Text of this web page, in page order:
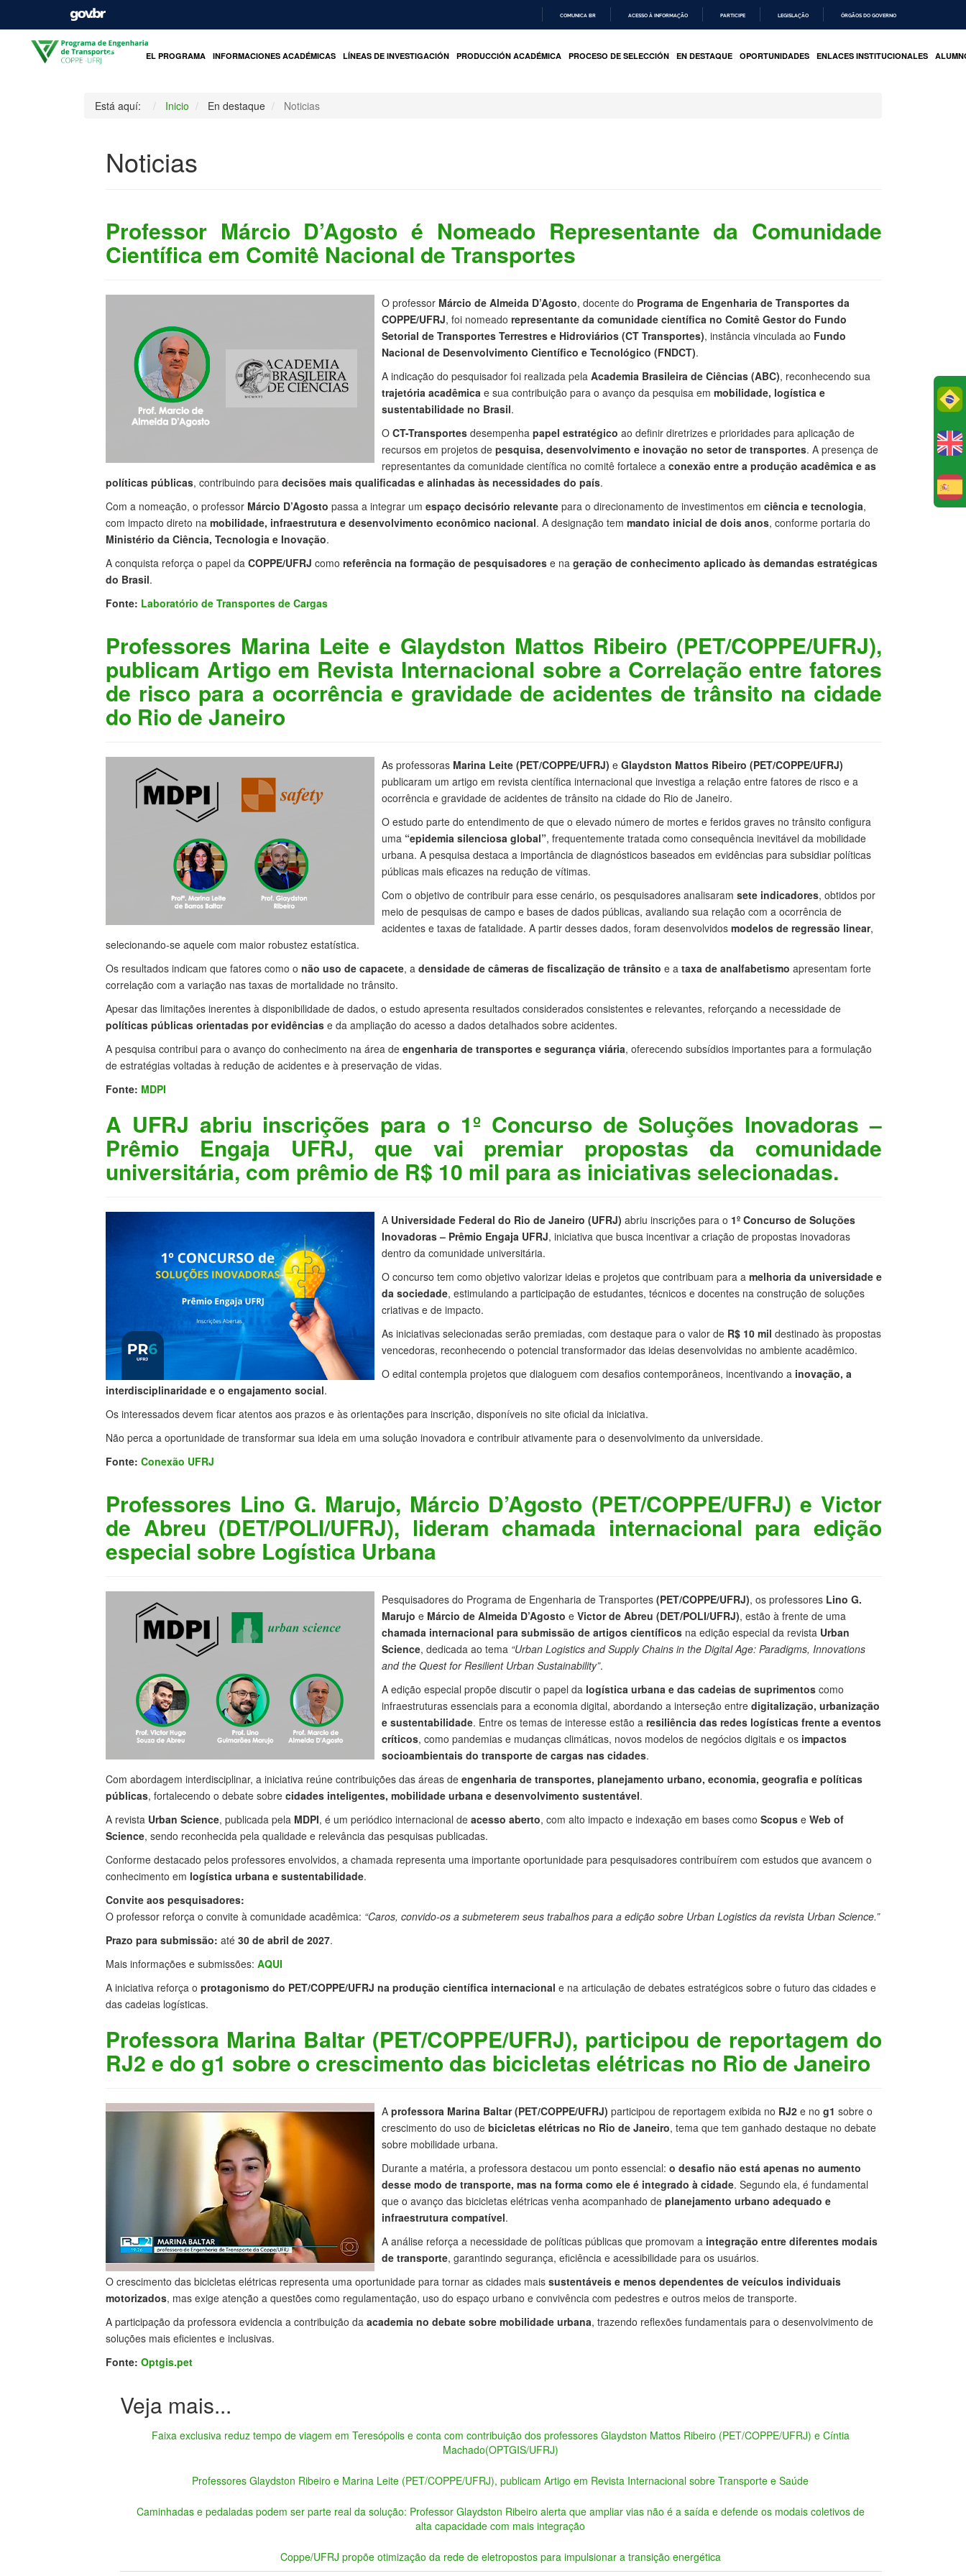
O
COMUNICA BR ACESSO À INFORMAÇÃO PARTICIPE LEGISLAÇÃO ÓRGÃOS DO GOVERNO
INICIO
EL PROGRAMA
INFORMACIONES ACADÉMICAS LÍNEAS DE INVESTIGACIÓN PRODUCCIÓN ACADÉMICA PROCESO DE SELECCIÓN EN DESTAQUE OPORTUNIDADES ENLACES INSTITUCIONALES
Está aquí: Inicio En destaque Noticias
Noticias
Professor Márcio D’Agosto é Nomeado Representante da Comunidade
Científica em Comitê Nacional de Transportes
O professor Márcio de Almeida D’Agosto, docente do Programa de Engenharia de Transportes da
COPPE/UFRJ, foi nomeado representante da comunidade científica no Comitê Gestor do Fundo
Setorial de Transportes Terrestres e Hidroviários (CT Transportes), instância vinculada ao Fundo
Nacional de Desenvolvimento Científico e Tecnológico (FNDCT).
A indicação do pesquisador foi realizada pela Academia Brasileira de Ciências (ABC), reconhecendo sua
trajetória acadêmica e sua contribuição para o avanço da pesquisa em mobilidade, logística e
sustentabilidade no Brasil.
O CT-Transportes desempenha papel estratégico ao definir diretrizes e prioridades para aplicação de
recursos em projetos de pesquisa, desenvolvimento e inovação no setor de transportes. A presença de
representantes da comunidade científica no comitê fortalece a conexão entre a produção acadêmica e as
políticas públicas, contribuindo para decisões mais qualificadas e alinhadas às necessidades do país.
Com a nomeação, o professor Márcio D’Agosto passa a integrar um espaço decisório relevante para o direcionamento de investimentos em ciência e tecnologia,
com impacto direto na mobilidade, infraestrutura e desenvolvimento econômico nacional. A designação tem mandato inicial de dois anos, conforme portaria do
Ministério da Ciência, Tecnologia e Inovação.
A conquista reforça o papel da COPPE/UFRJ como referência na formação de pesquisadores e na geração de conhecimento aplicado às demandas estratégicas
do Brasil.
Fonte: Laboratório de Transportes de Cargas
Professores Marina Leite e Glaydston Mattos Ribeiro (PET/COPPE/UFRJ),
publicam Artigo em Revista Internacional sobre a Correlação entre fatores
de risco para a ocorrência e gravidade de acidentes de trânsito na cidade
do Rio de Janeiro
As professoras Marina Leite (PET/COPPE/UFRJ) e Glaydston Mattos Ribeiro (PET/COPPE/UFRJ)
publicaram um artigo em revista científica internacional que investiga a relação entre fatores de risco e a
ocorrência e gravidade de acidentes de trânsito na cidade do Rio de Janeiro.
O estudo parte do entendimento de que o elevado número de mortes e feridos graves no trânsito configura
uma “epidemia silenciosa global”, frequentemente tratada como consequência inevitável da mobilidade
urbana. A pesquisa destaca a importância de diagnósticos baseados em evidências para subsidiar políticas
públicas mais eficazes na redução de vítimas.
Com o objetivo de contribuir para esse cenário, os pesquisadores analisaram sete indicadores, obtidos por
meio de pesquisas de campo e bases de dados públicas, avaliando sua relação com a ocorrência de
acidentes e taxas de fatalidade. A partir desses dados, foram desenvolvidos modelos de regressão linear,
selecionando-se aquele com maior robustez estatística.
Os resultados indicam que fatores como o não uso de capacete, a densidade de câmeras de fiscalização de trânsito e a taxa de analfabetismo apresentam forte
correlação com a variação nas taxas de mortalidade no trânsito.
Apesar das limitações inerentes à disponibilidade de dados, o estudo apresenta resultados considerados consistentes e relevantes, reforçando a necessidade de
políticas públicas orientadas por evidências e da ampliação do acesso a dados detalhados sobre acidentes.
A pesquisa contribui para o avanço do conhecimento na área de engenharia de transportes e segurança viária, oferecendo subsídios importantes para a formulação
de estratégias voltadas à redução de acidentes e à preservação de vidas.
Fonte: MDPI
A UFRJ abriu inscrições para o 1º Concurso de Soluções Inovadoras –
Prêmio Engaja UFRJ, que vai premiar propostas da comunidade
universitária, com prêmio de R$ 10 mil para as iniciativas selecionadas.
A Universidade Federal do Rio de Janeiro (UFRJ) abriu inscrições para o 1º Concurso de Soluções
Inovadoras – Prêmio Engaja UFRJ, iniciativa que busca incentivar a criação de propostas inovadoras
dentro da comunidade universitária.
O concurso tem como objetivo valorizar ideias e projetos que contribuam para a melhoria da universidade e
da sociedade, estimulando a participação de estudantes, técnicos e docentes na construção de soluções
criativas e de impacto.
As iniciativas selecionadas serão premiadas, com destaque para o valor de R$ 10 mil destinado às propostas
vencedoras, reconhecendo o potencial transformador das ideias desenvolvidas no ambiente acadêmico.
O edital contempla projetos que dialoguem com desafios contemporâneos, incentivando a inovação, a
interdisciplinaridade e o engajamento social.
Os interessados devem ficar atentos aos prazos e às orientações para inscrição, disponíveis no site oficial da iniciativa.
Não perca a oportunidade de transformar sua ideia em uma solução inovadora e contribuir ativamente para o desenvolvimento da universidade.
Fonte: Conexão UFRJ
Professores Lino G. Marujo, Márcio D’Agosto (PET/COPPE/UFRJ) e Victor
de Abreu (DET/POLI/UFRJ), lideram chamada internacional para edição
especial sobre Logística Urbana
Pesquisadores do Programa de Engenharia de Transportes (PET/COPPE/UFRJ), os professores Lino G.
Marujo e Márcio de Almeida D’Agosto e Victor de Abreu (DET/POLI/UFRJ), estão à frente de uma
chamada internacional para submissão de artigos científicos na edição especial da revista Urban
Science, dedicada ao tema “Urban Logistics and Supply Chains in the Digital Age: Paradigms, Innovations
and the Quest for Resilient Urban Sustainability”.
A edição especial propõe discutir o papel da logística urbana e das cadeias de suprimentos como
infraestruturas essenciais para a economia digital, abordando a interseção entre digitalização, urbanização
e sustentabilidade. Entre os temas de interesse estão a resiliência das redes logísticas frente a eventos
críticos, como pandemias e mudanças climáticas, novos modelos de negócios digitais e os impactos
socioambientais do transporte de cargas nas cidades.
Com abordagem interdisciplinar, a iniciativa reúne contribuições das áreas de engenharia de transportes, planejamento urbano, economia, geografia e políticas
públicas, fortalecendo o debate sobre cidades inteligentes, mobilidade urbana e desenvolvimento sustentável.
A revista Urban Science, publicada pela MDPI, é um periódico internacional de acesso aberto, com alto impacto e indexação em bases como Scopus e Web of
Science, sendo reconhecida pela qualidade e relevância das pesquisas publicadas.
Conforme destacado pelos professores envolvidos, a chamada representa uma importante oportunidade para pesquisadores contribuírem com estudos que avancem o
conhecimento em logística urbana e sustentabilidade.
Convite aos pesquisadores:
O professor reforça o convite à comunidade acadêmica: “Caros, convido-os a submeterem seus trabalhos para a edição sobre Urban Logistics da revista Urban Science.”
Prazo para submissão: até 30 de abril de 2027.
Mais informações e submissões: AQUI
A iniciativa reforça o protagonismo do PET/COPPE/UFRJ na produção científica internacional e na articulação de debates estratégicos sobre o futuro das cidades e
das cadeias logísticas.
Professora Marina Baltar (PET/COPPE/UFRJ), participou de reportagem do
RJ2 e do g1 sobre o crescimento das bicicletas elétricas no Rio de Janeiro
A professora Marina Baltar (PET/COPPE/UFRJ) participou de reportagem exibida no RJ2 e no g1 sobre o
crescimento do uso de bicicletas elétricas no Rio de Janeiro, tema que tem ganhado destaque no debate
sobre mobilidade urbana.
Durante a matéria, a professora destacou um ponto essencial: o desafio não está apenas no aumento
desse modo de transporte, mas na forma como ele é integrado à cidade. Segundo ela, é fundamental
que o avanço das bicicletas elétricas venha acompanhado de planejamento urbano adequado e
infraestrutura compatível.
A análise reforça a necessidade de políticas públicas que promovam a integração entre diferentes modais
de transporte, garantindo segurança, eficiência e acessibilidade para os usuários.
O crescimento das bicicletas elétricas representa uma oportunidade para tornar as cidades mais sustentáveis e menos dependentes de veículos individuais
motorizados, mas exige atenção a questões como regulamentação, uso do espaço urbano e convivência com pedestres e outros meios de transporte.
A participação da professora evidencia a contribuição da academia no debate sobre mobilidade urbana, trazendo reflexões fundamentais para o desenvolvimento de
soluções mais eficientes e inclusivas.
Fonte: Optgis.pet
Faixa exclusiva reduz tempo de viagem em Teresópolis e conta com contribuição dos professores Glaydston Mattos Ribeiro (PET/COPPE/UFRJ) e Cíntia
Machado(OPTGIS/UFRJ)
Professores Glaydston Ribeiro e Marina Leite (PET/COPPE/UFRJ), publicam Artigo em Revista Internacional sobre Transporte e Saúde
Caminhadas e pedaladas podem ser parte real da solução: Professor Glaydston Ribeiro alerta que ampliar vias não é a saída e defende os modais coletivos de
alta capacidade com mais integração
Coppe/UFRJ propõe otimização da rede de eletropostos para impulsionar a transição energética